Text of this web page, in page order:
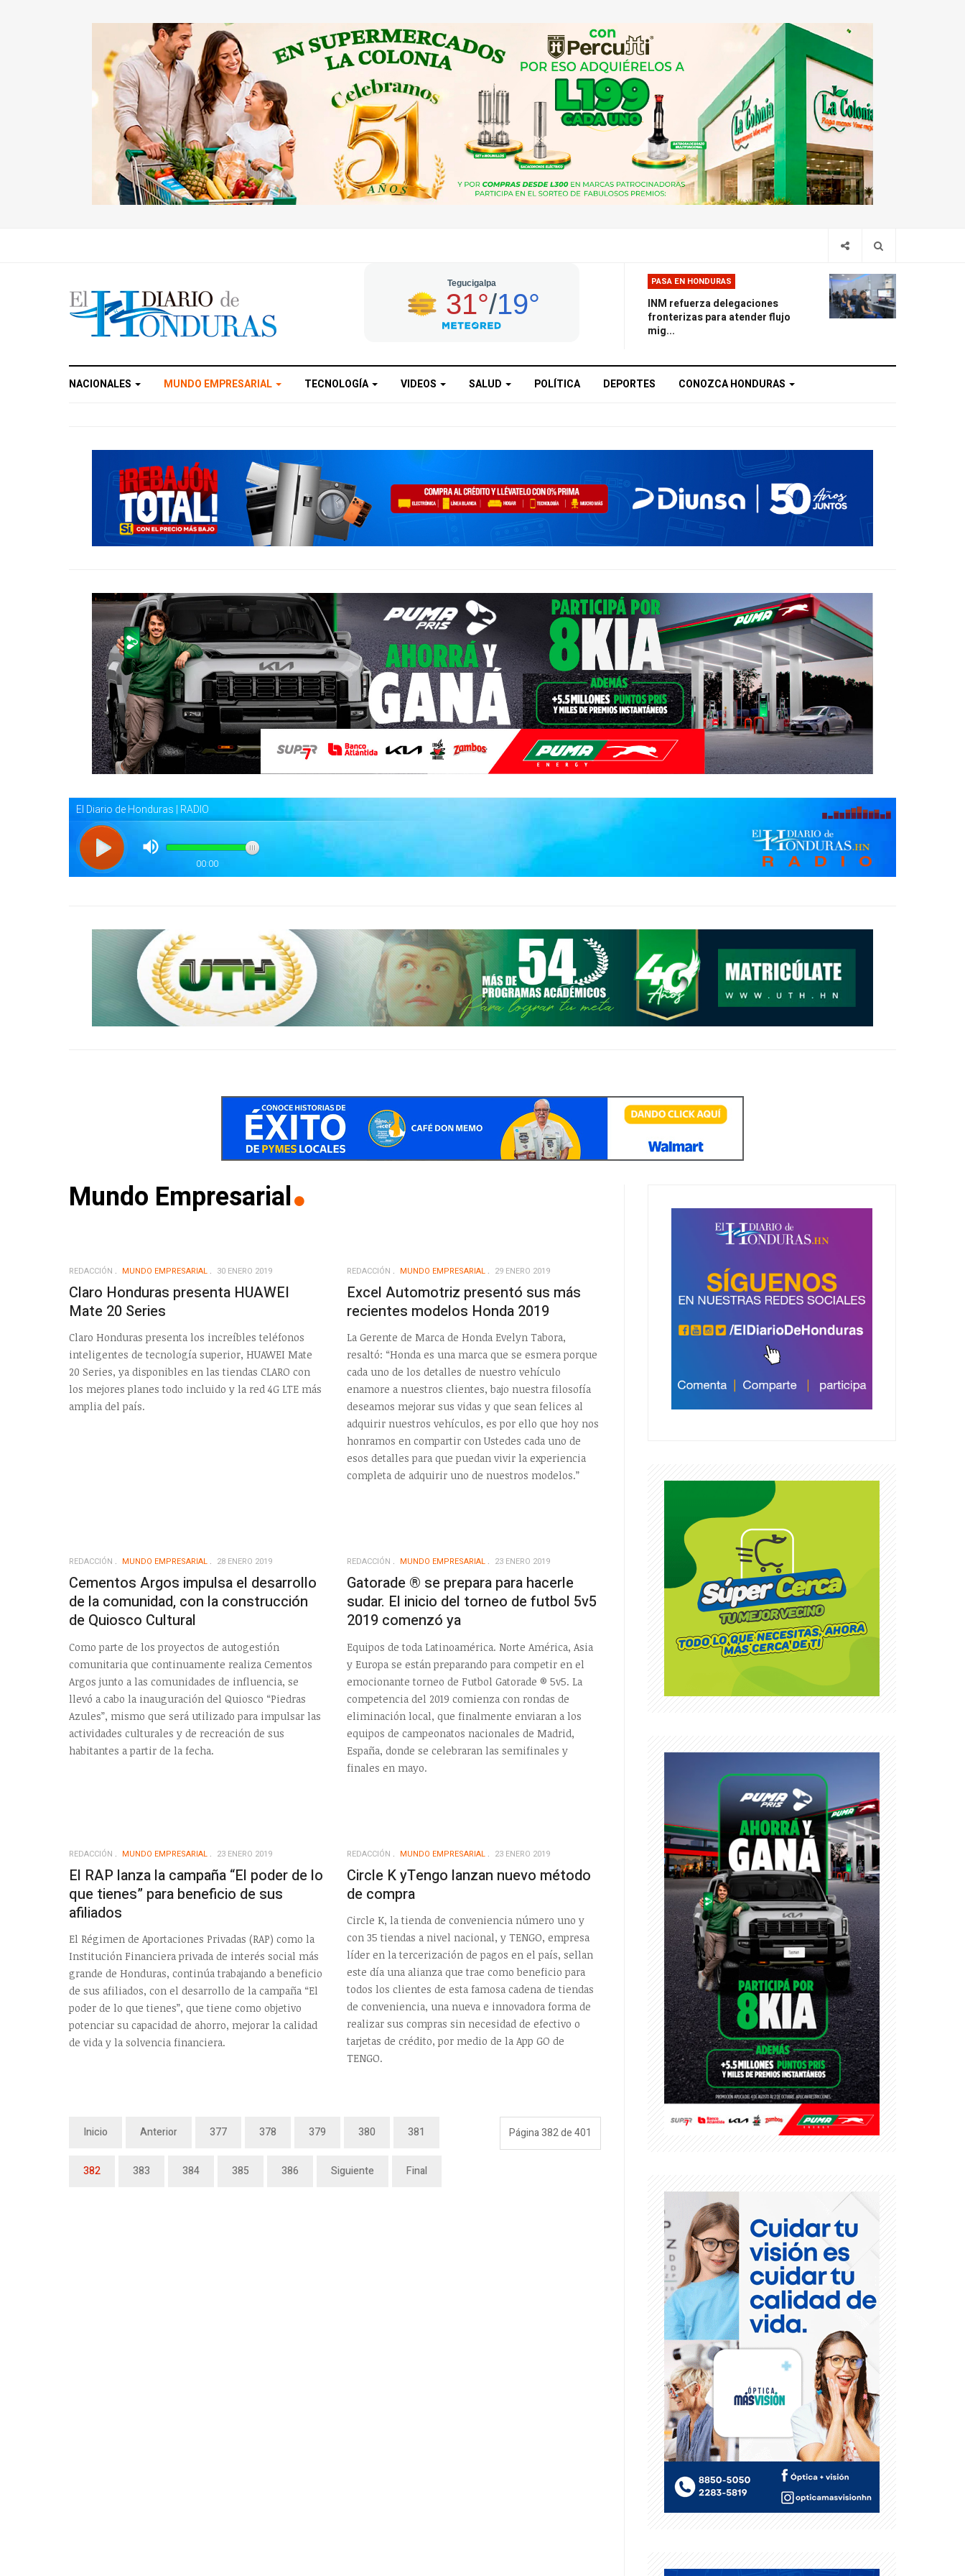
PASA EN HONDURAS
INM refuerza delegaciones
fronterizas para atender flujo
mig...
NACIONALES MUNDO EMPRESARIAL TECNOLOGÍA VIDEOS SALUD POLÍTICA DEPORTES CONOZCA HONDURAS
Mundo Empresarial
REDACCIÓN MUNDO EMPRESARIAL 30 ENERO 2019
Claro Honduras presenta HUAWEI
Mate 20 Series
Claro Honduras presenta los increíbles teléfonos
inteligentes de tecnología superior, HUAWEI Mate
20 Series, ya disponibles en las tiendas CLARO con
los mejores planes todo incluido y la red 4G LTE más
amplia del país.
REDACCIÓN MUNDO EMPRESARIAL 29 ENERO 2019
Excel Automotriz presentó sus más
recientes modelos Honda 2019
La Gerente de Marca de Honda Evelyn Tabora,
resaltó: “Honda es una marca que se esmera porque
cada uno de los detalles de nuestro vehículo
enamore a nuestros clientes, bajo nuestra filosofía
deseamos mejorar sus vidas y que sean felices al
adquirir nuestros vehículos, es por ello que hoy nos
honramos en compartir con Ustedes cada uno de
esos detalles para que puedan vivir la experiencia
completa de adquirir uno de nuestros modelos.”
REDACCIÓN MUNDO EMPRESARIAL 28 ENERO 2019
Cementos Argos impulsa el desarrollo
de la comunidad, con la construcción
de Quiosco Cultural
Como parte de los proyectos de autogestión
comunitaria que continuamente realiza Cementos
Argos junto a las comunidades de influencia, se
llevó a cabo la inauguración del Quiosco “Piedras
Azules”, mismo que será utilizado para impulsar las
actividades culturales y de recreación de sus
habitantes a partir de la fecha.
REDACCIÓN MUNDO EMPRESARIAL 23 ENERO 2019
Gatorade ® se prepara para hacerle
sudar. El inicio del torneo de futbol 5v5
2019 comenzó ya
Equipos de toda Latinoamérica. Norte América, Asia
y Europa se están preparando para competir en el
emocionante torneo de Futbol Gatorade ® 5v5. La
competencia del 2019 comienza con rondas de
eliminación local, que finalmente enviaran a los
equipos de campeonatos nacionales de Madrid,
España, donde se celebraran las semifinales y
finales en mayo.
REDACCIÓN MUNDO EMPRESARIAL 23 ENERO 2019
El RAP lanza la campaña “El poder de lo
que tienes” para beneficio de sus
afiliados
El Régimen de Aportaciones Privadas (RAP) como la
Institución Financiera privada de interés social más
grande de Honduras, continúa trabajando a beneficio
de sus afiliados, con el desarrollo de la campaña “El
poder de lo que tienes”, que tiene como objetivo
potenciar su capacidad de ahorro, mejorar la calidad
de vida y la solvencia financiera.
REDACCIÓN MUNDO EMPRESARIAL 23 ENERO 2019
Circle K yTengo lanzan nuevo método
de compra
Circle K, la tienda de conveniencia número uno y
con 35 tiendas a nivel nacional, y TENGO, empresa
líder en la tercerización de pagos en el país, sellan
este día una alianza que trae como beneficio para
todos los clientes de esta famosa cadena de tiendas
de conveniencia, una nueva e innovadora forma de
realizar sus compras sin necesidad de efectivo o
tarjetas de crédito, por medio de la App GO de
TENGO.
Página 382 de 401
Inicio Anterior 377 378 379 380 381
382 383 384 385 386 Siguiente Final